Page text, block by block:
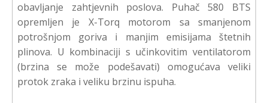
obavljanje zahtjevnih poslova. Puhač 580 BTS
opremljen je X-Torq motorom sa smanjenom
potrošnjom goriva i manjim emisijama štetnih
plinova. U kombinaciji s učinkovitim ventilatorom
(brzina se može podešavati) omogućava veliki
protok zraka i veliku brzinu ispuha.